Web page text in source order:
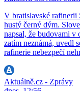
V bratislavské rafinerii
hustý černý dým.
napsal, že budovami v
zatím neznámá, uvedl
rafinerie nebezpečí
Aktuálně.cz - Zprávy